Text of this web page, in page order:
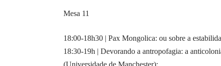
Mesa 11
18:00-18h30 | Pax Mongolica: ou sobre a
18:30-19h | Devorando a antropofagia: a